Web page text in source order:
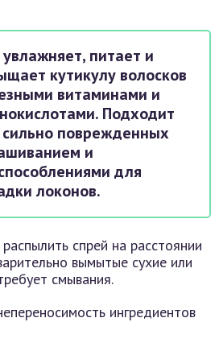
питает и
кутикулу волосков
витаминами и
Подходит
поврежденных
и
для
локонов.
распылить спрей на расстоянии
вымытые сухие или
смывания.
ингредиентов